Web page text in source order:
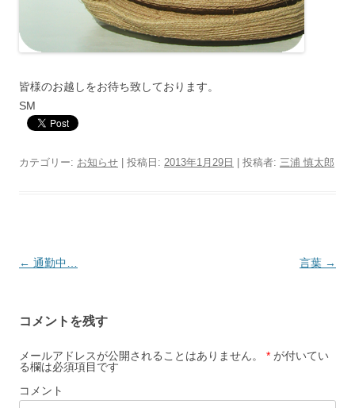
皆様のお越しをお待ち致しております。
SM
カテゴリー: お知らせ | 投稿日: 2013年1月29日 | 投稿者: 三浦 慎太郎
投
ビ
ゲ
ー
シ
← 通勤中… 言葉 →
コメントを残す
メールアドレスが公開されることはありません。 * が付いてい
る欄は必須項目です
コメント